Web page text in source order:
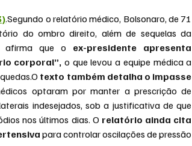
.Segundo o relatório médico, Bolsonaro, de 71
do ombro direito, além de sequelas da
afirma que o ex-presidente apresenta
corporal”, o que levou a equipe médica a
texto também detalha o impasse
optaram por manter a prescrição de
indesejados, sob a justificativa de que
nos últimos dias. O relatório ainda cita
para controlar oscilações de pressão